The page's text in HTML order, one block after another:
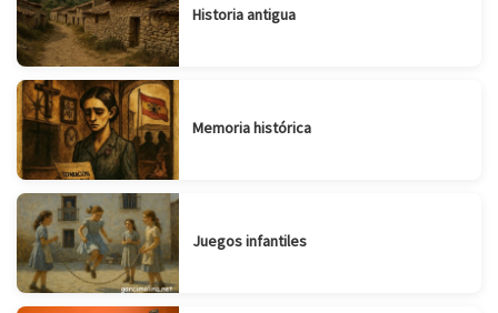
Historia antigua
Memoria histórica
Juegos infantiles